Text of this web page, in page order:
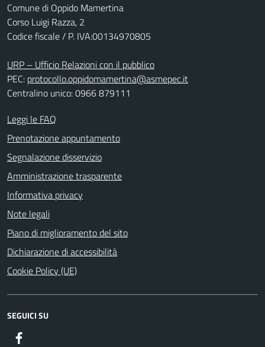
Comune di Oppido Mamertina
Corso Luigi Razza, 2
Codice fiscale / P. IVA:00134970805
URP – Ufficio Relazioni con il pubblico
PEC: protocollo.oppidomamertina@asmepec.it
Centralino unico: 0966 879111
Leggi le FAQ
Prenotazione appuntamento
Segnalazione disservizio
Amministrazione trasparente
Informativa privacy
Note legali
Piano di miglioramento del sito
Dichiarazione di accessibilità
Cookie Policy (UE)
SEGUICI SU